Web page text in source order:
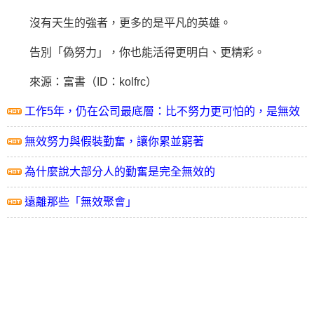
沒有天生的強者，更多的是平凡的英雄。
告別「偽努力」，你也能活得更明白、更精彩。
來源：富書（ID：kolfrc）
工作5年，仍在公司最底層：比不努力更可怕的，是無效
努力
無效努力與假裝勤奮，讓你累並窮著
為什麼說大部分人的勤奮是完全無效的
遠離那些「無效聚會」